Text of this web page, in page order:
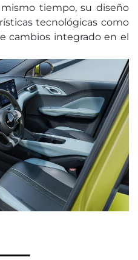
tiempo, su diseño
tecnológicas como
cambios integrado en el